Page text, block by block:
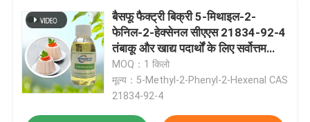
बैसफू फैक्ट्री बिक्री 5-मिथाइल-2-
फेनिल-2-हेक्सेनल सीएएस 21834-92-4
तंबाकू और खाद्य पदार्थों के लिए सर्वोत्तम
गुणवत्ता वाली तरल
MOQ：1 किलो
मूल्य：5-Methyl-2-Phenyl-2-Hexenal CAS
21834-92-4